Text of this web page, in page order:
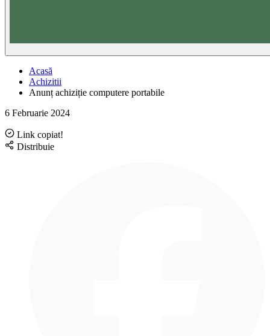
Acasă
Achizitii
Anunț achiziție computere portabile
6 Februarie 2024
Link copiat!
Distribuie